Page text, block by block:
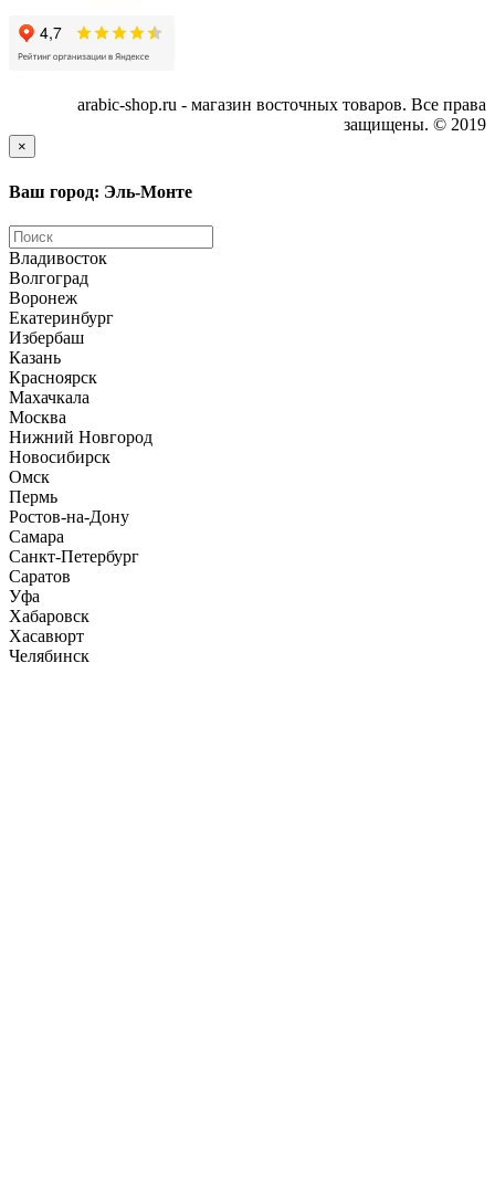
arabic-shop.ru - магазин восточных товаров. Все права
защищены. © 2019
×
Ваш город: Эль-Монте
Владивосток
Волгоград
Воронеж
Екатеринбург
Избербаш
Казань
Красноярск
Махачкала
Москва
Нижний Новгород
Новосибирск
Омск
Пермь
Ростов-на-Дону
Самара
Санкт-Петербург
Саратов
Уфа
Хабаровск
Хасавюрт
Челябинск